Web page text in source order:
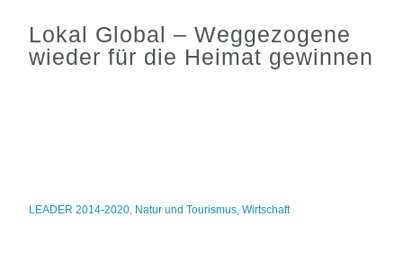
Lokal Global – Weggezogene
wieder für die Heimat gewinnen
LEADER 2014-2020, Natur und Tourismus,Wirtschaft